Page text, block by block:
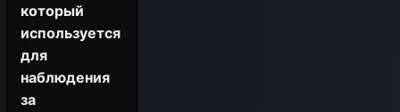
который
используется
для
наблюдения
за